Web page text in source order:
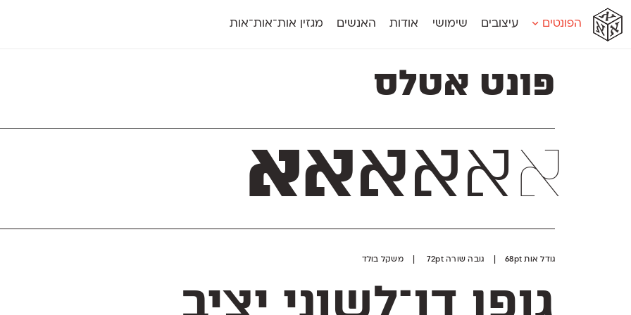
אא
אא
א
א
הפונטים עיצובים שימושי אודות האנשים מגזין אות־אות־אות
אינדקס
אינדקס מונו
אמביוולנטי צר
אנומליה
אסימון דו־לשוני
לוי
סינופסיס
פרנק־רי צר
פונט אטלס
אאאאאא
גודל אות 68pt | גובה שורה 72pt | משקל בולד